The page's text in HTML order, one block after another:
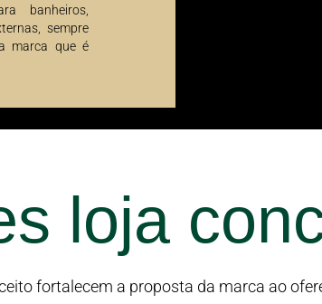
banheiros,
sempre
marca que é
loja
fortalecem a proposta da marca ao